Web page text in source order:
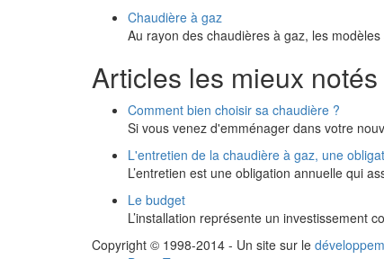
Chaudière à gaz
Au rayon des chaudières à gaz, les
Articles les mieux notés
Comment bien choisir sa chaudière ?
Si vous venez d'emménager dans votre
L'entretien de la chaudière à gaz, une
L’entretien est une obligation annuelle qui
Le budget
L’installation représente un investissement
Copyright © 1998-2014 - Un site sur le